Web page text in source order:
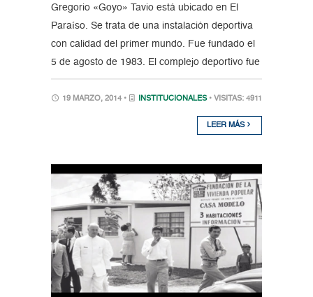
Gregorio «Goyo» Tavio está ubicado en El
Paraíso. Se trata de una instalación deportiva
con calidad del primer mundo. Fue fundado el
5 de agosto de 1983. El complejo deportivo fue
19 MARZO, 2014 • INSTITUCIONALES • VISITAS: 4911
LEER MÁS